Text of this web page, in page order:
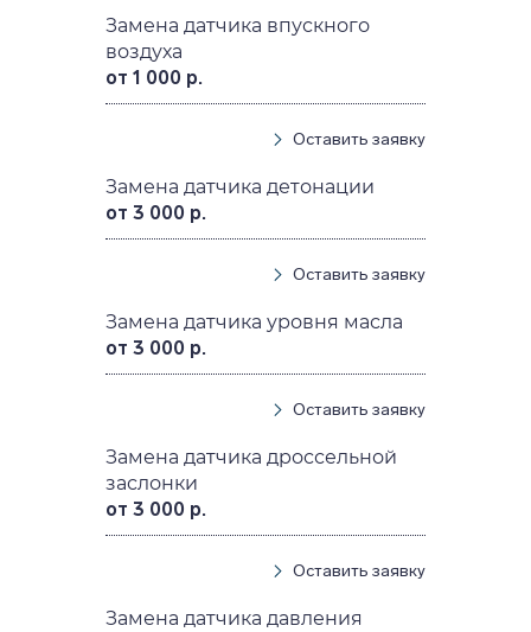
Замена датчика впускного
воздуха
от 1 000 р.
Оставить заявку
Замена датчика детонации
от 3 000 р.
Оставить заявку
Замена датчика уровня масла
от 3 000 р.
Оставить заявку
Замена датчика дроссельной
заслонки
от 3 000 р.
Оставить заявку
Замена датчика давления